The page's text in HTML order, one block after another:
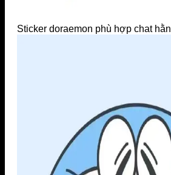
Sticker doraemon phù hợp chat